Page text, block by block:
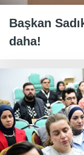
Başkan
daha!